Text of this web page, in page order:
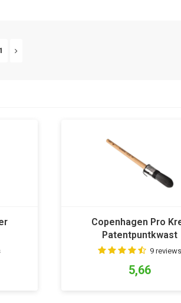
Copenhagen Pro
Patentpuntkwast
9 reviews
5,66